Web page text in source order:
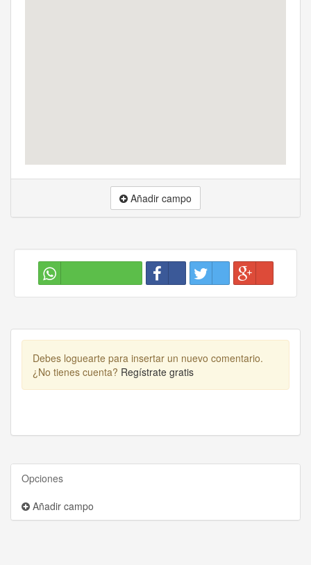
Añadir campo
Debes loguearte para insertar un nuevo comentario.
¿No tienes cuenta? Regístrate gratis
Opciones
Añadir campo